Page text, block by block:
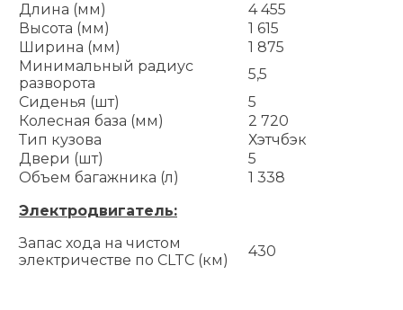
Длина (мм)
4 455
Высота (мм)
1 615
Ширина (мм)
1 875
Минимальный радиус
разворота
5,5
Сиденья (шт)
5
Колесная база (мм)
2 720
Тип кузова
Хэтчбэк
Двери (шт)
5
Объем багажника (л)
1 338
Электродвигатель:
Запас хода на чистом
электричестве по CLTC (км)
430